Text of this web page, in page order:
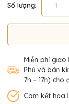
Số lượng:
Miễn phí giao
Phú và bán
7h – 17h) cho
Cam kết hoa